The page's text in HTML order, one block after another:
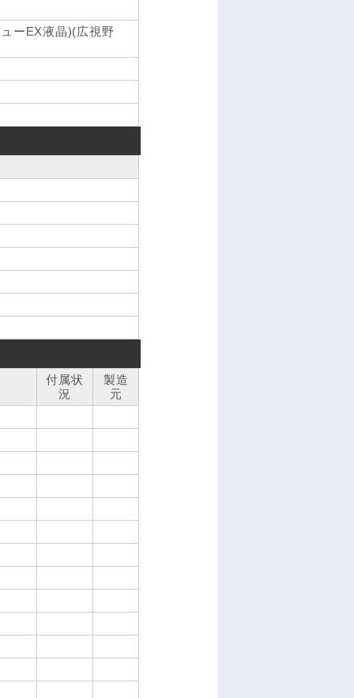
ーEX液晶)(広視野
付属状
況
製造
元